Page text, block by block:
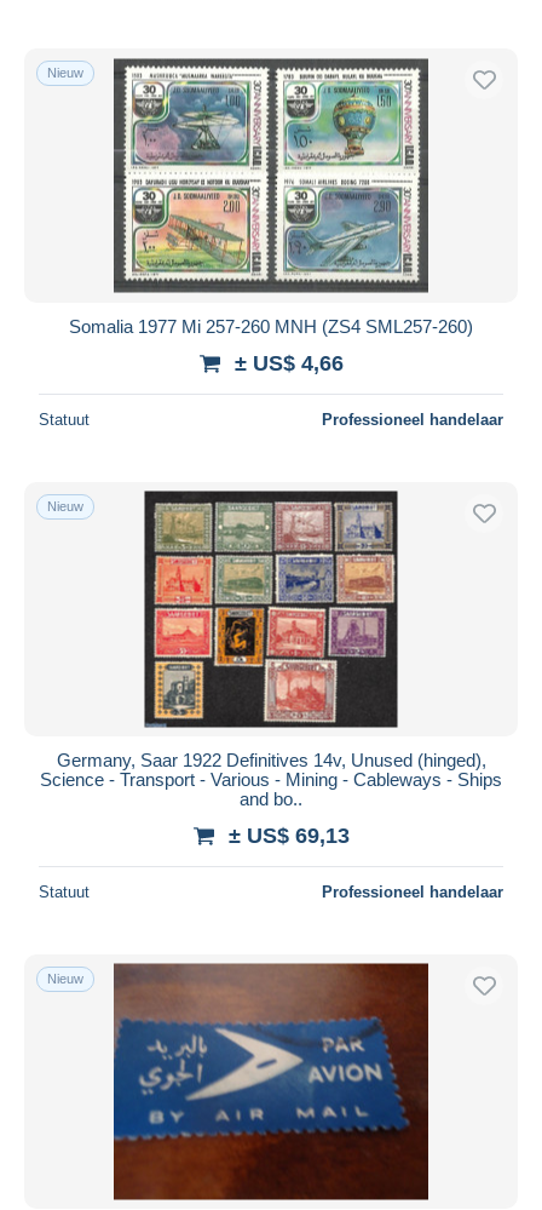
Nieuw
Somalia 1977 Mi 257-260 MNH (ZS4 SML257-260)
± US$ 4,66
Statuut Professioneel handelaar
Nieuw
Germany, Saar 1922 Definitives 14v, Unused (hinged),
Science - Transport - Various - Mining - Cableways - Ships
and bo..
± US$ 69,13
Statuut Professioneel handelaar
Nieuw